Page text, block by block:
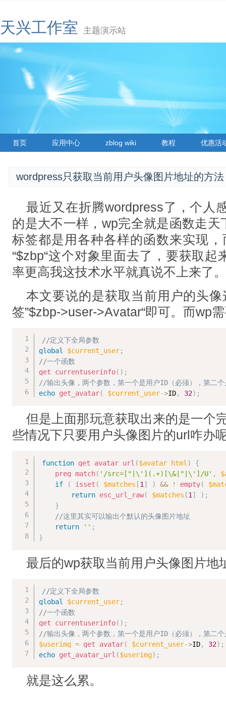
天兴工作室 主题演示站
首页 应用中心 zblog wiki 教程 优惠活
wordpress只获取当前用户头像图片地址的方法
最近又在折腾wordpress了，个人
的是大不一样，wp完全就是函数走
标签都是用各种各样的函数来实现
“$zbp“这个对象里面去了，要获取
率更高我这技术水平就真说不上来了
本文要说的是获取当前用户的头
签”$zbp->user->Avatar“即可。而wp
//定义下全局参数
global
$current_user;
//一个函数
get_currentuserinfo( ) ;
//输出头像，两个参数，第一个是用户ID（必须），第二
echo get_avatar( $current_user->ID, 32) ;
但是上面那玩意获取出来的是一个
些情况下只要用户头像图片的url咋办
function get_avatar_url ($avatar_html)
{
preg_match( '/src=["|\'](.+)[\&|"|\']/U' ,
if
( isset ( $matches [1] ) && ! empty(
return esc_url_raw( $matches [1] ) ;
}
//这里其实可以输出个默认的头像图片地址
return
'' ;
}
最后的wp获取当前用户头像图片地
//定义下全局参数
global
$current_user;
//一个函数
get_currentuserinfo( ) ;
//输出头像，两个参数，第一个是用户ID（必须），第二
$userimg = get_avatar( $current_user->ID, 32) ;
echo get_avatar_url ($userimg) ;
就是这么累。